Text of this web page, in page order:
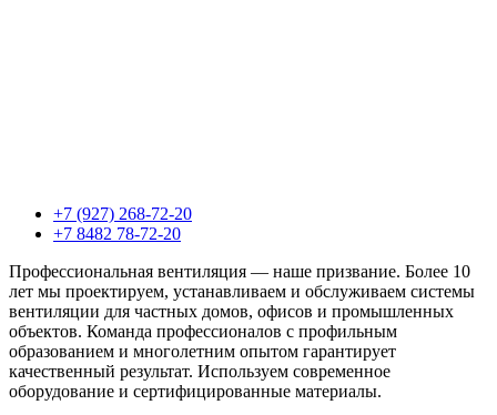
+7 (927) 268-72-20
+7 8482 78-72-20
Профессиональная вентиляция — наше призвание. Более 10
лет мы проектируем, устанавливаем и обслуживаем системы
вентиляции для частных домов, офисов и промышленных
объектов. Команда профессионалов с профильным
образованием и многолетним опытом гарантирует
качественный результат. Используем современное
оборудование и сертифицированные материалы.